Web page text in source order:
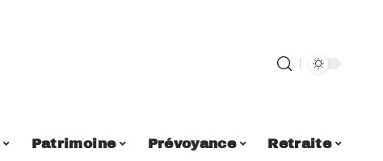
Patrimoine Prévoyance Retraite